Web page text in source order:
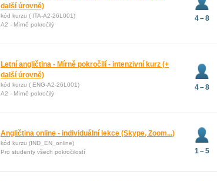
další úrovně)
kód kurzu ( ITA-A2-26L001)
A2 - Mírně pokročilý
4 – 8
Letní angličtina - Mírně pokročilí - intenzivní kurz (+
další úrovně)
kód kurzu ( ENG-A2-26L001)
A2 - Mírně pokročilý
4 – 8
Angličtina online - individuální lekce (Skype, Zoom...)
kód kurzu (IND_EN_online)
Pro studenty všech pokročilostí
1 – 5